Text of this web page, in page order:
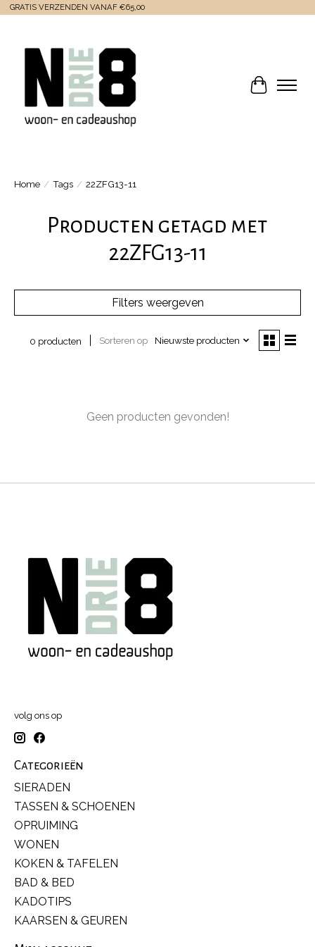
GRATIS VERZENDEN VANAF €65,00
Home / Tags / 22ZFG13-11
Producten getagd met
22ZFG13-11
Filters weergeven
0 producten Sorteren op Nieuwste producten
Geen producten gevonden!
volg ons op
Categorieën
SIERADEN
TASSEN & SCHOENEN
OPRUIMING
WONEN
KOKEN & TAFELEN
BAD & BED
KADOTIPS
KAARSEN & GEUREN